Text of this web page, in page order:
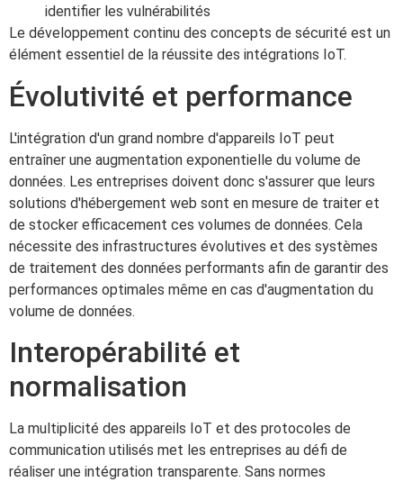
identifier les vulnérabilités
Le développement continu des concepts de sécurité est un
élément essentiel de la réussite des intégrations IoT.
Évolutivité et performance
L'intégration d'un grand nombre d'appareils IoT peut
entraîner une augmentation exponentielle du volume de
données. Les entreprises doivent donc s'assurer que leurs
solutions d'hébergement web sont en mesure de traiter et
de stocker efficacement ces volumes de données. Cela
nécessite des infrastructures évolutives et des systèmes
de traitement des données performants afin de garantir des
performances optimales même en cas d'augmentation du
volume de données.
Interopérabilité et
normalisation
La multiplicité des appareils IoT et des protocoles de
communication utilisés met les entreprises au défi de
réaliser une intégration transparente. Sans normes